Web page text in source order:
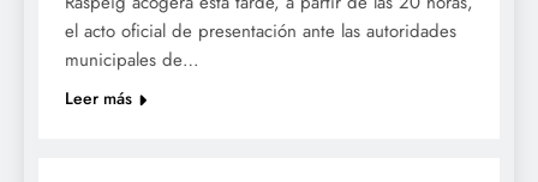
el acto oficial de presentación ante las autoridades
municipales de…
Leer más